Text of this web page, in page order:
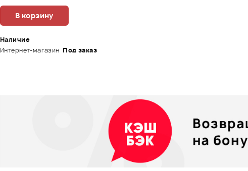
В корзину
Наличие
Интернет-магазин Под заказ